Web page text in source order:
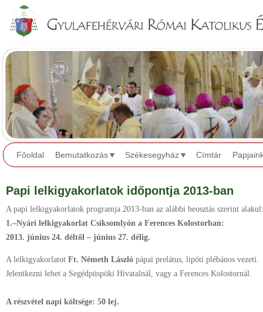
Főoldal Bemutatkozás Székesegyház Címtár
Papi lelkigyakorlatok időpontja 2013-ban
A papi lelkigyakorlatok programja 2013-ban az alábbi beosztás szerint alakul:
1.–Nyári lelkigyakorlat Csíksomlyón a Ferences Kolostorban:
2013. június 24. déltől – június 27. délig.
A lelkigyakorlatot Ft. Németh László pápai prelátus, lipóti plébános vezeti.
Jelentkezni lehet a Segédpüspöki Hivatalnál, vagy a Ferences Kolostornál.
A részvétel napi költsége: 50 lej.